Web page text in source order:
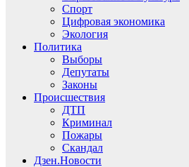
Спорт
Цифровая экономика
Экология
Политика
Выборы
Депутаты
Законы
Происшествия
ДТП
Криминал
Пожары
Скандал
Дзен.Новости